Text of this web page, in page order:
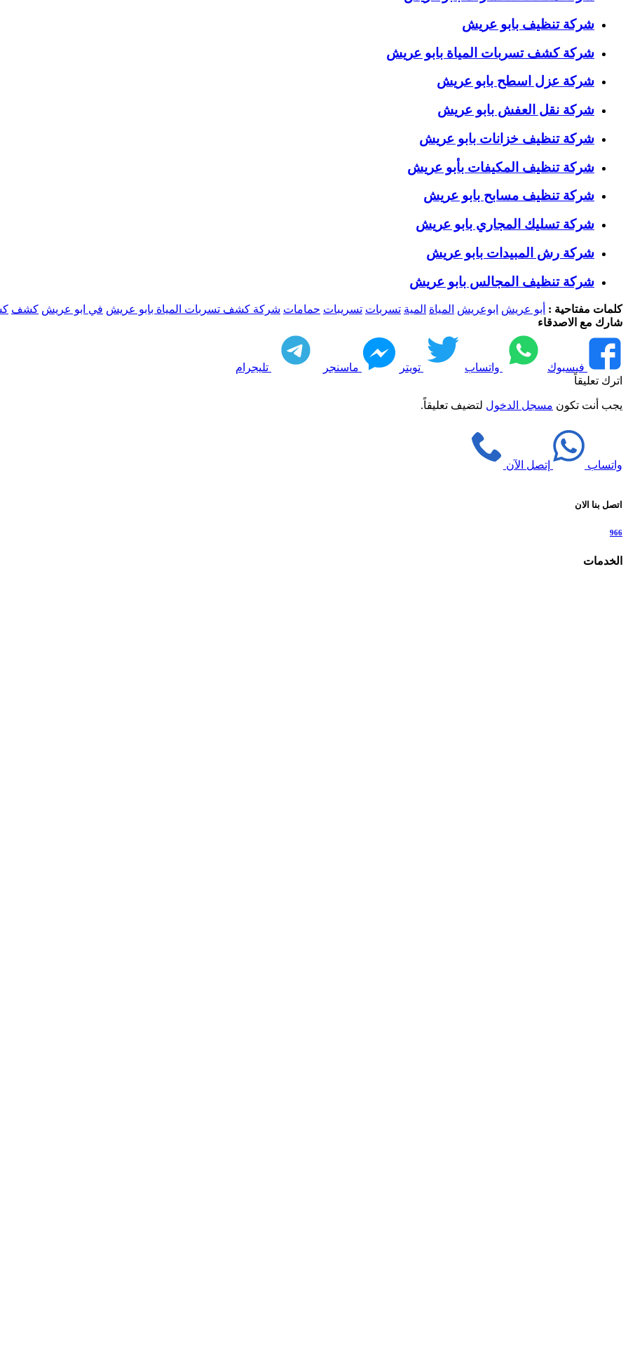
شركة تنظيف بابو عريش
شركة كشف تسربات المياة بابو عريش
شركة عزل اسطح بابو عريش
شركة نقل العفش بابو عريش
شركة تنظيف خزانات بابو عريش
شركة تنظيف المكيفات بأبو عريش
شركة تنظيف مسابح بابو عريش
شركة تسليك المجاري بابو عريش
شركة رش المبيدات بابو عريش
شركة تنظيف المجالس بابو عريش
كلمات مفتاحية : أبو عريش ابوعريش المياة المية تسربات تسريبات حمامات شركة كشف تسربات المياة بابو عريش في ابو عريش كشف
شارك مع الاصدقاء
فيسبوك واتساب تويتر ماسنجر
تليجرام
اترك تعليقاً
يجب أنت تكون مسجل الدخول لتضيف تعليقاً.
واتساب إتصل الآن
اتصل بنا الان
966
الخدمات